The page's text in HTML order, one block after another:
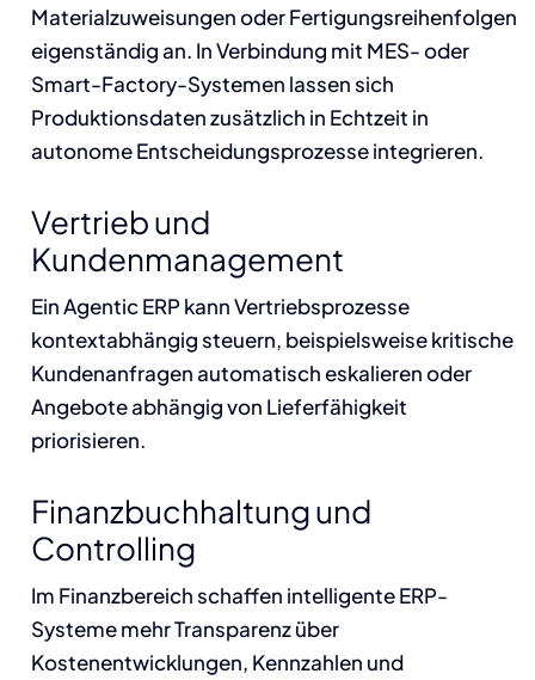
Materialzuweisungen oder Fertigungsreihenfolgen
eigenständig an. In Verbindung mit MES- oder
Smart-Factory-Systemen lassen sich
Produktionsdaten zusätzlich in Echtzeit in
autonome Entscheidungsprozesse integrieren.
Vertrieb und
Kundenmanagement
Ein Agentic ERP kann Vertriebsprozesse
kontextabhängig steuern, beispielsweise kritische
Kundenanfragen automatisch eskalieren oder
Angebote abhängig von Lieferfähigkeit
priorisieren.
Finanzbuchhaltung und
Controlling
Im Finanzbereich schaffen intelligente ERP-
Systeme mehr Transparenz über
Kostenentwicklungen, Kennzahlen und